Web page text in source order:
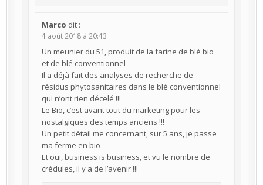
Marco dit :
4 août 2018 à 20:43
Un meunier du 51, produit de la farine de blé bio
et de blé conventionnel
Il a déjà fait des analyses de recherche de
résidus phytosanitaires dans le blé conventionnel
qui n’ont rien décelé !!!
Le Bio, c’est avant tout du marketing pour les
nostalgiques des temps anciens !!!
Un petit détail me concernant, sur 5 ans, je passe
ma ferme en bio
Et oui, business is business, et vu le nombre de
crédules, il y a de l’avenir !!!